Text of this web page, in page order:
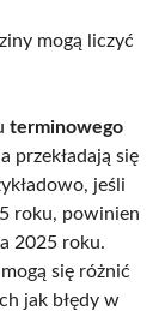
mogą liczyć
terminowego
przekładają się
jeśli
roku, powinien
2025 roku.
się różnić
jak błędy w